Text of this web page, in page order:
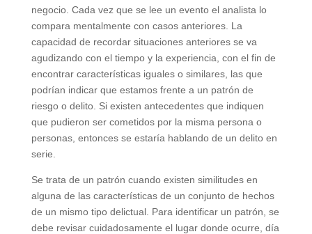
negocio. Cada vez que se lee un evento el analista lo
compara mentalmente con casos anteriores. La
capacidad de recordar situaciones anteriores se va
agudizando con el tiempo y la experiencia, con el fin de
encontrar características iguales o similares, las que
podrían indicar que estamos frente a un patrón de
riesgo o delito. Si existen antecedentes que indiquen
que pudieron ser cometidos por la misma persona o
personas, entonces se estaría hablando de un delito en
serie.
Se trata de un patrón cuando existen similitudes en
alguna de las características de un conjunto de hechos
de un mismo tipo delictual. Para identificar un patrón, se
debe revisar cuidadosamente el lugar donde ocurre, día